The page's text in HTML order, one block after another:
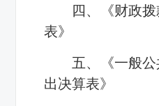
四、《财政
表》
五、《一般
出决算表》